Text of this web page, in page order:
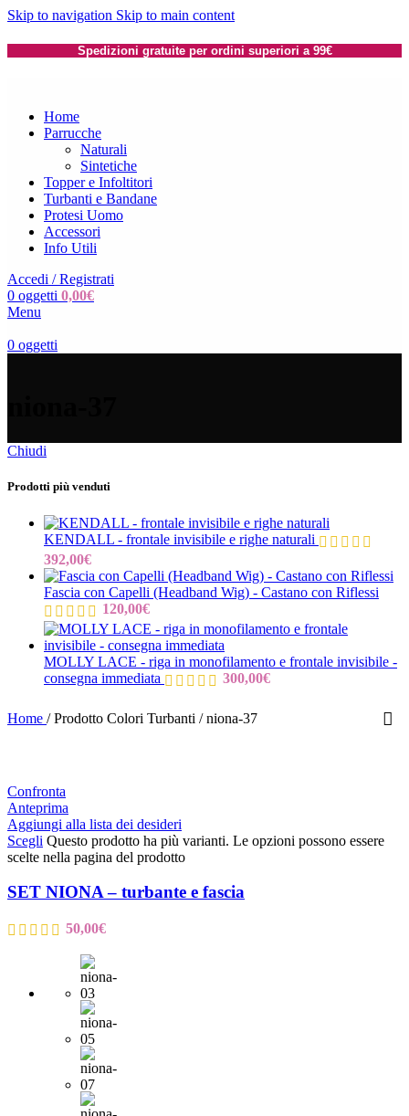
Skip to navigation Skip to main content
Spedizioni gratuite per ordini superiori a 99€
Home
Parrucche
Naturali
Sintetiche
Topper e Infoltitori
Turbanti e Bandane
Protesi Uomo
Accessori
Info Utili
Accedi / Registrati
0 oggetti 0,00€
Menu
0 oggetti
Chiudi
Prodotti più venduti
KENDALL - frontale invisibile e righe naturali
392,00€
Fascia con Capelli (Headband Wig) - Castano con Riflessi
120,00€
MOLLY LACE - riga in monofilamento e frontale invisibile -
consegna immediata
300,00€
Home / Prodotto Colori Turbanti / niona-37
Confronta
Anteprima
Aggiungi alla lista dei desideri
Scegli Questo prodotto ha più varianti. Le opzioni possono essere
scelte nella pagina del prodotto
SET NIONA – turbante e fascia
50,00€